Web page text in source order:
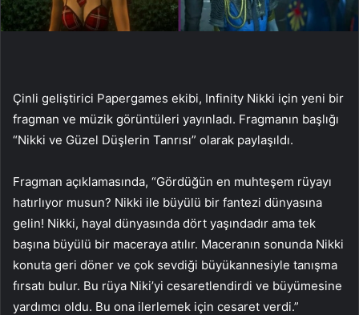
Çinli geliştirici Papergames ekibi, Infinity Nikki için yeni bir
fragman ve müzik görüntüleri yayınladı. Fragmanın başlığı
“Nikki ve Güzel Düşlerin Tanrısı” olarak paylaşıldı.
Fragman açıklamasında, “Gördüğün en muhteşem rüyayı
hatırlıyor musun? Nikki ile büyülü bir fantezi dünyasına
gelin! Nikki, hayal dünyasında dört yaşındadır ama tek
başına büyülü bir maceraya atılır. Maceranın sonunda Nikki
konuta geri döner ve çok sevdiği büyükannesiyle tanışma
fırsatı bulur. Bu rüya Niki’yi cesaretlendirdi ve büyümesine
yardımcı oldu. Bu ona ilerlemek için cesaret verdi.”